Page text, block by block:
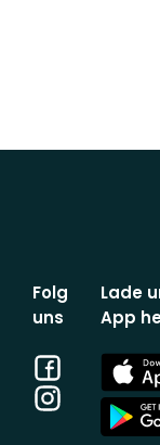
Folg
uns
Facebook
Instagram
Lade
App
App
Store
App
Store